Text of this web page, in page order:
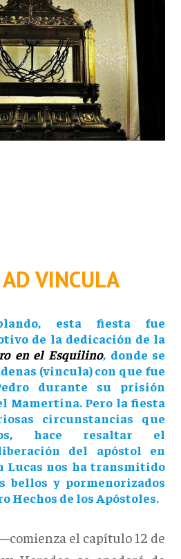
VINCULA
esta fiesta fue
de la dedicación de la
en el Esquilino, donde se
(vincula) con que fue
durante su prisión
Mamertina. Pero la fiesta
circunstancias que
hace resaltar el
del apóstol en
Lucas nos ha transmitido
bellos y pormenorizados
Hechos de los Apóstoles.
el capítulo 12 de